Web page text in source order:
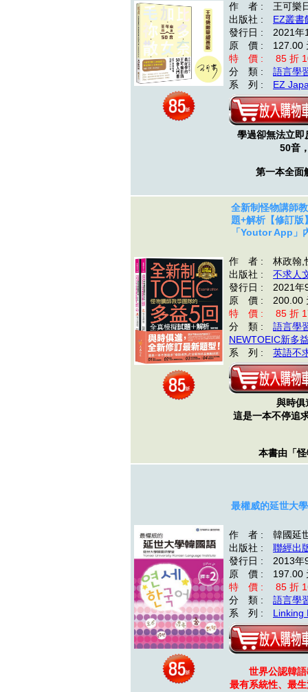
作 者 : 王可樂
出版社 : EZ叢書
發行日 : 2021年
原 價 : 127.00
特 價 : 85 折
分 類 : 語言學
系 列 : EZ
學過卻無法立即
50音
第一本全面
全新制怪物講師
題+解析【修訂版
「Youtor App」
作 者 : 林政翰,
出版社 : 不求人
發行日 : 2021年
原 價 : 200.00
特 價 : 85 折
分 類 : 語言學
NEWTOEIC新多
系 列 : 英語不
與時俱
這是一本不停追
本書由「
最權威的延世大
作 者 : 韓國延世
出版社 : 聯經出
發行日 : 2013年
原 價 : 197.00
特 價 : 85 折
分 類 : 語言學
系 列 : Linking
世界公認韓
最有系統性、最